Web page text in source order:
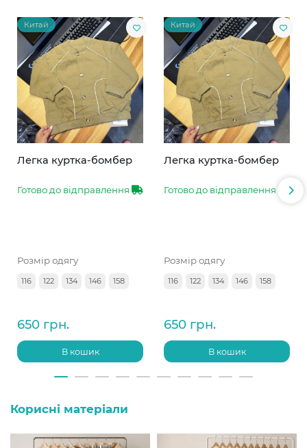
Китай
Легка куртка-бомбер
Готово до відправлення
Розмір одягу
116 122 134 146 158
650 грн.
В кошик
Китай
Легка куртка-бомбер
Готово до відправлення
Розмір одягу
116 122 134 146 158
650 грн.
В кошик
Корисні матеріали